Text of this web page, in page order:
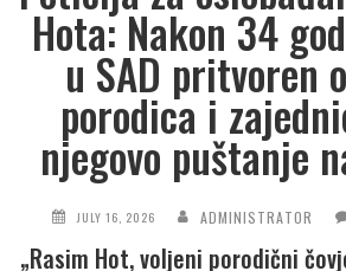
Hota: Nakon 34
u SAD pritvoren
porodica i
njegovo puštanje
JULY 16, 2026 ADMINISTRATOR
„Rasim Hot, voljeni porodični